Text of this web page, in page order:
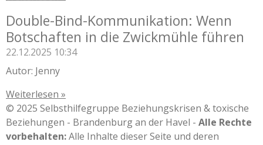
Double-Bind-Kommunikation: Wenn
Botschaften in die Zwickmühle führen
22.12.2025 10:34
Autor: Jenny
Weiterlesen »
© 2025 Selbsthilfegruppe Beziehungskrisen & toxische
Beziehungen - Brandenburg an der Havel - Alle Rechte
vorbehalten:Alle Inhalte dieser Seite und deren